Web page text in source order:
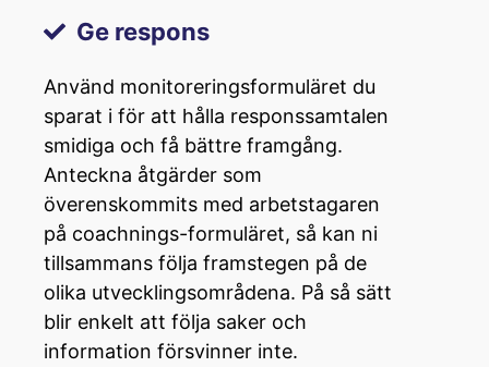
Ge respons
Använd monitoreringsformuläret du
sparat i för att hålla responssamtalen
smidiga och få bättre framgång.
Anteckna åtgärder som
överenskommits med arbetstagaren
på coachnings-formuläret, så kan ni
tillsammans följa framstegen på de
olika utvecklingsområdena. På så sätt
blir enkelt att följa saker och
information försvinner inte.